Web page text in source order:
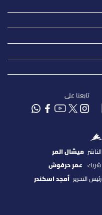
تابعنا على
الناشر ميشال المر
شريك عمر حرفوش
رئيس التحرير أمجد اسكندر